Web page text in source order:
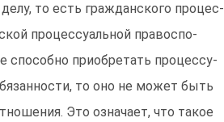
то есть гражданского процес-
процессуальной правоспо-
способно приобретать процессу-
то оно не может быть
Это означает, что такое